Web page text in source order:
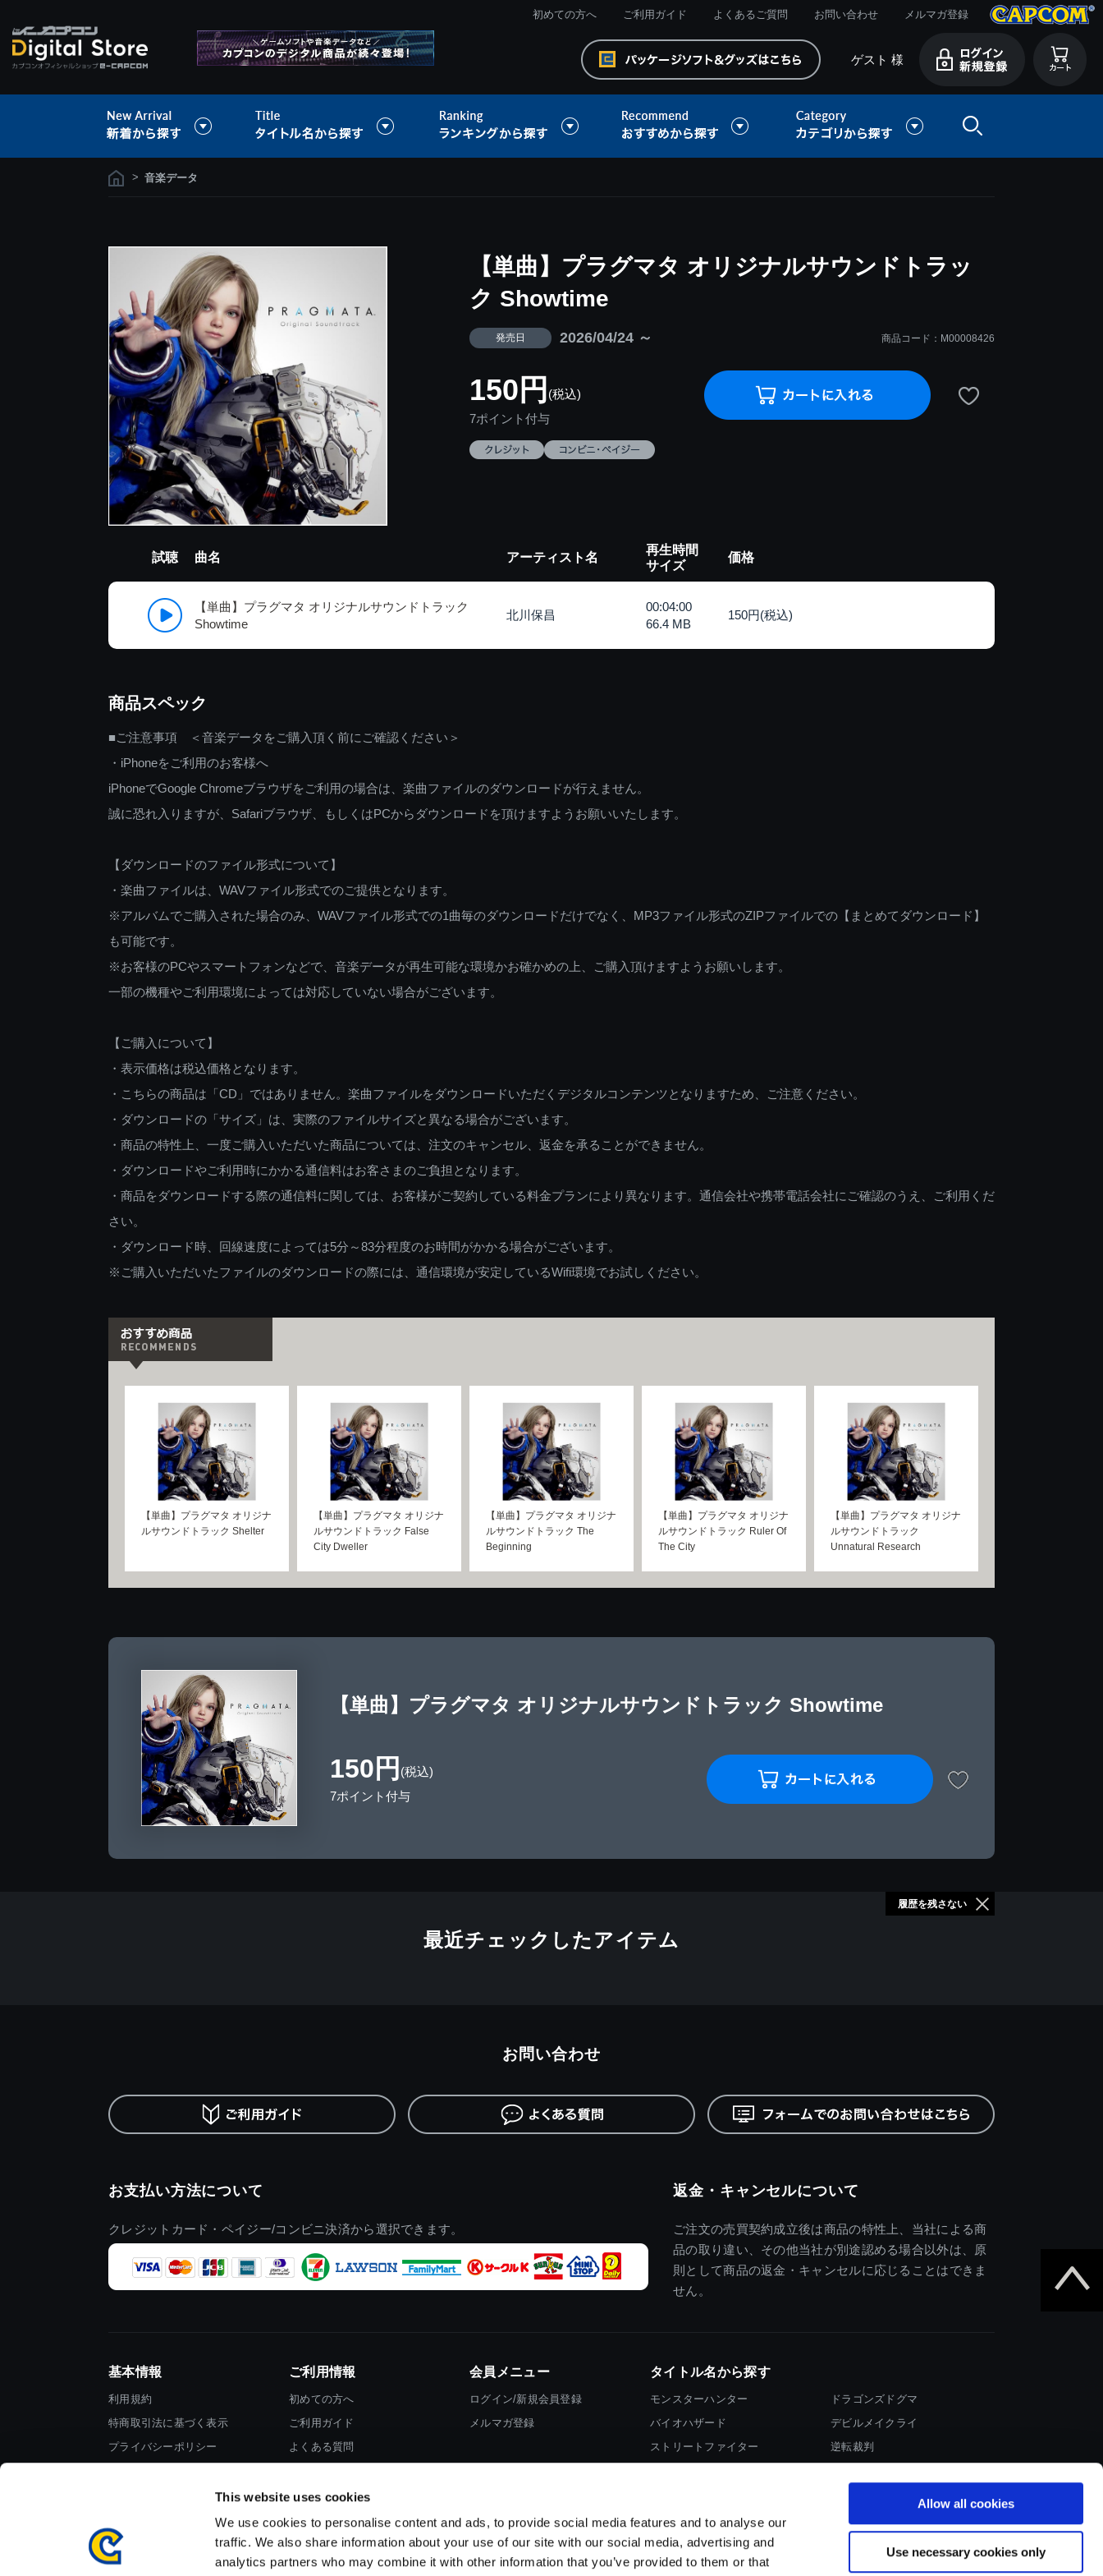
This website uses cookies
We use cookies to personalise content and ads, to provide social media features and to analyse our
traffic. We also share information about your use of our site with our social media, advertising and
analytics partners who may combine it with other information that you’ve provided to them or that
Allow all cookies
Use necessary cookies only
初めての方へ ご利用ガイド よくあるご質問 お問い合わせ メルマガ登録
ゲスト 様
> 音楽データ
【単曲】プラグマタ オリジナルサウンドトラッ
ク Showtime
発売日 2026/04/24 ～ 商品コード：M00008426
150円 (税込)
7ポイント付与
試聴 曲名 アーティスト名
再生時間
サイズ
価格
【単曲】プラグマタ オリジナルサウンドトラック
Showtime
北川保昌
00:04:00
66.4 MB
150円(税込)
商品スペック
■ご注意事項 ＜音楽データをご購入頂く前にご確認ください＞
・iPhoneをご利用のお客様へ
iPhoneでGoogle Chromeブラウザをご利用の場合は、楽曲ファイルのダウンロードが行えません。
誠に恐れ入りますが、Safariブラウザ、もしくはPCからダウンロードを頂けますようお願いいたします。
【ダウンロードのファイル形式について】
・楽曲ファイルは、WAVファイル形式でのご提供となります。
※アルバムでご購入された場合のみ、WAVファイル形式での1曲毎のダウンロードだけでなく、MP3ファイル形式のZIPファイルでの【まとめてダウンロード】
も可能です。
※お客様のPCやスマートフォンなどで、音楽データが再生可能な環境かお確かめの上、ご購入頂けますようお願いします。
一部の機種やご利用環境によっては対応していない場合がございます。
【ご購入について】
・表示価格は税込価格となります。
・こちらの商品は「CD」ではありません。楽曲ファイルをダウンロードいただくデジタルコンテンツとなりますため、ご注意ください。
・ダウンロードの「サイズ」は、実際のファイルサイズと異なる場合がございます。
・商品の特性上、一度ご購入いただいた商品については、注文のキャンセル、返金を承ることができません。
・ダウンロードやご利用時にかかる通信料はお客さまのご負担となります。
・商品をダウンロードする際の通信料に関しては、お客様がご契約している料金プランにより異なります。通信会社や携帯電話会社にご確認のうえ、ご利用くだ
さい。
・ダウンロード時、回線速度によっては5分～83分程度のお時間がかかる場合がございます。
※ご購入いただいたファイルのダウンロードの際には、通信環境が安定しているWifi環境でお試しください。
【単曲】プラグマタ オリジナ
ルサウンドトラック Shelter
【単曲】プラグマタ オリジナ
ルサウンドトラック False
City Dweller
【単曲】プラグマタ オリジナ
ルサウンドトラック The
Beginning
【単曲】プラグマタ オリジナ
ルサウンドトラック Ruler Of
The City
【単曲】プラグマタ オリジナ
ルサウンドトラック
Unnatural Research
【単曲】プラグマタ オリジナルサウンドトラック Showtime
150円 (税込)
7ポイント付与
最近チェックしたアイテム
履歴を残さない
お支払い方法について
クレジットカード・ペイジー/コンビニ決済から選択できます。
返金・キャンセルについて
ご注文の売買契約成立後は商品の特性上、当社による商
品の取り違い、その他当社が別途認める場合以外は、原
則として商品の返金・キャンセルに応じることはできま
せん。
お問い合わせ
基本情報
利用規約
特商取引法に基づく表示
プライバシーポリシー
ご利用情報
初めての方へ
ご利用ガイド
よくある質問
会員メニュー
ログイン/新規会員登録
メルマガ登録
タイトル名から探す
モンスターハンター
バイオハザード
ストリートファイター
ドラゴンズドグマ
デビルメイクライ
逆転裁判